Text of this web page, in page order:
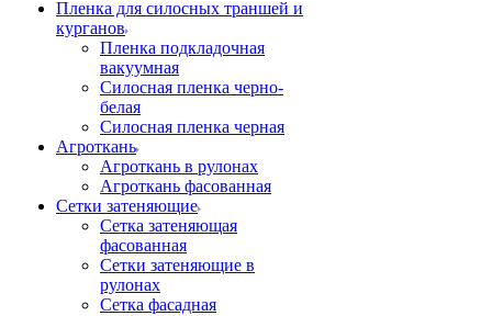
Пленка для силосных траншей и
курганов
Пленка подкладочная
вакуумная
Силосная пленка черно-
белая
Силосная пленка черная
Агроткань
Агроткань в рулонах
Агроткань фасованная
Сетки затеняющие
Сетка затеняющая
фасованная
Сетки затеняющие в
рулонах
Сетка фасадная